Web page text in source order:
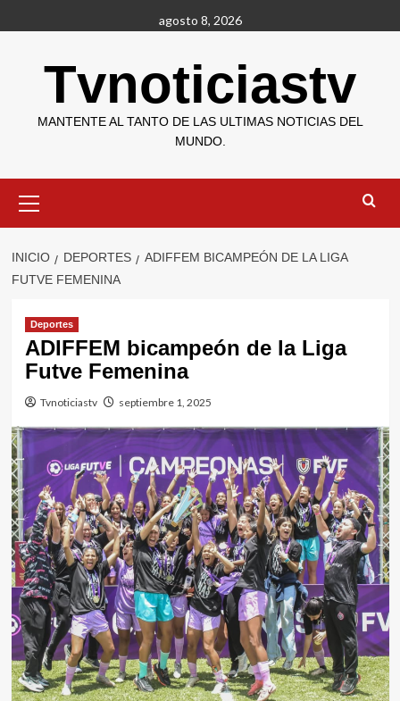
al
agosto 8, 2026
Tvnoticiastv
MANTENTE AL TANTO DE LAS ULTIMAS NOTICIAS DEL
MUNDO.
primario
INICIO DEPORTES
ADIFFEM BICAMPEÓN DE LA LIGA
FUTVE FEMENINA
Deportes
ADIFFEM bicampeón de la Liga
Futve Femenina
Tvnoticiastv septiembre 1, 2025